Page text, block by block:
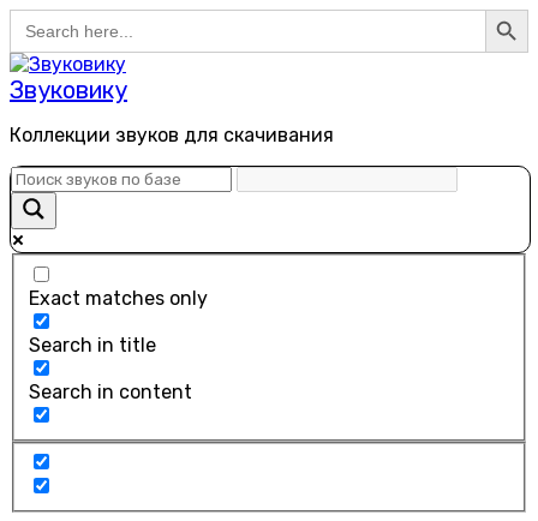
Перейти
содержанию
Search
for:
Search Button
Звуковику
Коллекции звуков для скачивания
Exact matches only
Search in title
Search in content